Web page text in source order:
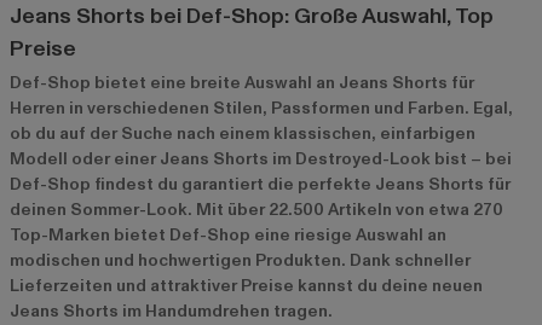
Jeans Shorts bei Def-Shop: Große Auswahl, Top
Preise
Def-Shop bietet eine breite Auswahl an Jeans Shorts für
Herren in verschiedenen Stilen, Passformen und Farben. Egal,
ob du auf der Suche nach einem klassischen, einfarbigen
Modell oder einer Jeans Shorts im Destroyed-Look bist – bei
Def-Shop findest du garantiert die perfekte Jeans Shorts für
deinen Sommer-Look. Mit über 22.500 Artikeln von etwa 270
Top-Marken bietet Def-Shop eine riesige Auswahl an
modischen und hochwertigen Produkten. Dank schneller
Lieferzeiten und attraktiver Preise kannst du deine neuen
Jeans Shorts im Handumdrehen tragen.